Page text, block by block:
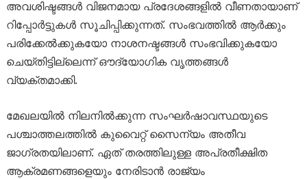
അവശിഷ്ടങ്ങൾ വിജനമായ പ്രദേശങ്ങളിൽ വീണതായാണ്
റിപ്പോർട്ടുകൾ സൂചിപ്പിക്കുന്നത്. സംഭവത്തിൽ ആർക്കും
പരിക്കേൽക്കുകയോ നാശനഷ്ടങ്ങൾ സംഭവിക്കുകയോ
ചെയ്തിട്ടില്ലെന്ന് ഔദ്യോഗിക വൃത്തങ്ങൾ
വ്യക്തമാക്കി.
മേഖലയിൽ നിലനിൽക്കുന്ന സംഘർഷാവസ്ഥയുടെ
പശ്ചാത്തലത്തിൽ കുവൈറ്റ് സൈന്യം അതീവ
ജാഗ്രതയിലാണ്. ഏത് തരത്തിലുള്ള അപ്രതീക്ഷിത
ആക്രമണങ്ങളെയും നേരിടാൻ രാജ്യം